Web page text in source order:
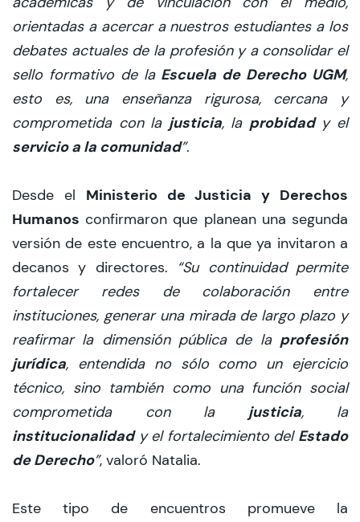
orientadas a acercar a nuestros estudiantes a los
debates actuales de la profesión y a consolidar el
sello formativo de la Escuela de Derecho UGM,
esto es, una enseñanza rigurosa, cercana y
comprometida con la justicia, la probidady el
servicio a la comunidad”.
Desde el Ministerio de Justicia y Derechos
Humanos confirmaron que planean una segunda
versión de este encuentro, a la que ya invitaron a
decanos y directores.
“Su continuidad permite
fortalecer redes de colaboración entre
instituciones, generar una mirada de largo plazo y
reafirmar la dimensión pública de la profesión
jurídica, entendida no sólo como un ejercicio
técnico, sino también como una función social
comprometida con la justicia, la
institucionalidady el fortalecimiento del Estado
de Derecho”, valoró Natalia.
Este tipo de encuentros promueve la